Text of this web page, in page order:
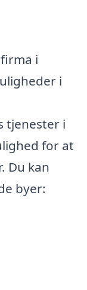
i
i
tjenester i
for at
Du kan
byer: